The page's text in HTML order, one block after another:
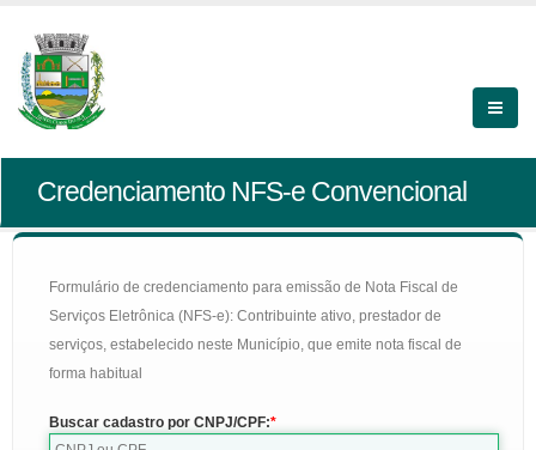
Credenciamento NFS-e Convencional
Formulário de credenciamento para emissão de Nota Fiscal de
Serviços Eletrônica (NFS-e): Contribuinte ativo, prestador de
serviços, estabelecido neste Município, que emite nota fiscal de
forma habitual
Buscar cadastro por CNPJ/CPF: